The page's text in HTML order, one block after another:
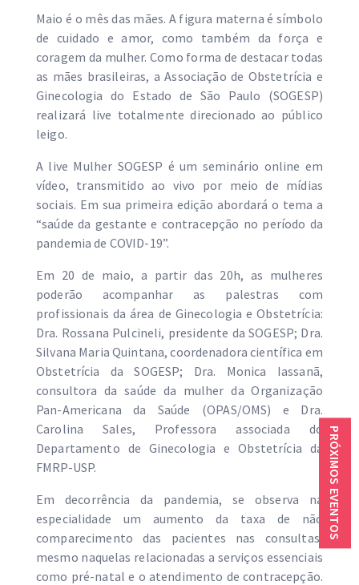
Maio é o mês das mães. A figura materna é símbolo
de cuidado e amor, como também da força e
coragem da mulher. Como forma de destacar todas
as mães brasileiras, a Associação de Obstetrícia e
Ginecologia do Estado de São Paulo (SOGESP)
realizará live totalmente direcionado ao público
leigo.
A live Mulher SOGESP é um seminário online em
vídeo, transmitido ao vivo por meio de mídias
sociais. Em sua primeira edição abordará o tema a
“saúde da gestante e contracepção no período da
pandemia de COVID-19”.
Em 20 de maio, a partir das 20h, as mulheres
poderão acompanhar as palestras com
profissionais da área de Ginecologia e Obstetrícia:
Dra. Rossana Pulcineli, presidente da SOGESP; Dra.
Silvana Maria Quintana, coordenadora científica em
Obstetrícia da SOGESP; Dra. Monica Iassanã,
consultora da saúde da mulher da Organização
Pan-Americana da Saúde (OPAS/OMS) e Dra.
Carolina Sales, Professora associada do
Departamento de Ginecologia e Obstetrícia da
FMRP-USP.
Em decorrência da pandemia, se observa na
especialidade um aumento da taxa de não
comparecimento das pacientes nas consultas,
mesmo naquelas relacionadas a serviços essenciais
como pré-natal e o atendimento de contracepção.
PRÓXIMOS EVENTOS